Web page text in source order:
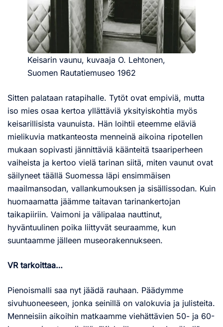
Keisarin vaunu, kuvaaja O. Lehtonen,
Suomen Rautatiemuseo 1962
Sitten palataan ratapihalle. Tytöt ovat empiviä, mutta
iso mies osaa kertoa yllättäviä yksityiskohtia myös
keisarillisista vaunuista. Hän loihtii eteemme eläviä
mielikuvia matkanteosta menneinä aikoina ripotellen
mukaan sopivasti jännittäviä käänteitä tsaariperheen
vaiheista ja kertoo vielä tarinan siitä, miten vaunut ovat
säilyneet täällä Suomessa läpi ensimmäisen
maailmansodan, vallankumouksen ja sisällissodan. Kuin
huomaamatta jäämme taitavan tarinankertojan
taikapiiriin. Vaimoni ja välipalaa nauttinut,
hyväntuulinen poika liittyvät seuraamme, kun
suuntaamme jälleen museorakennukseen.
VR tarkoittaa…
Pienoismalli saa nyt jäädä rauhaan. Päädymme
sivuhuoneeseen, jonka seinillä on valokuvia ja julisteita.
Menneisiin aikoihin matkaamme viehättävien 50- ja 60-